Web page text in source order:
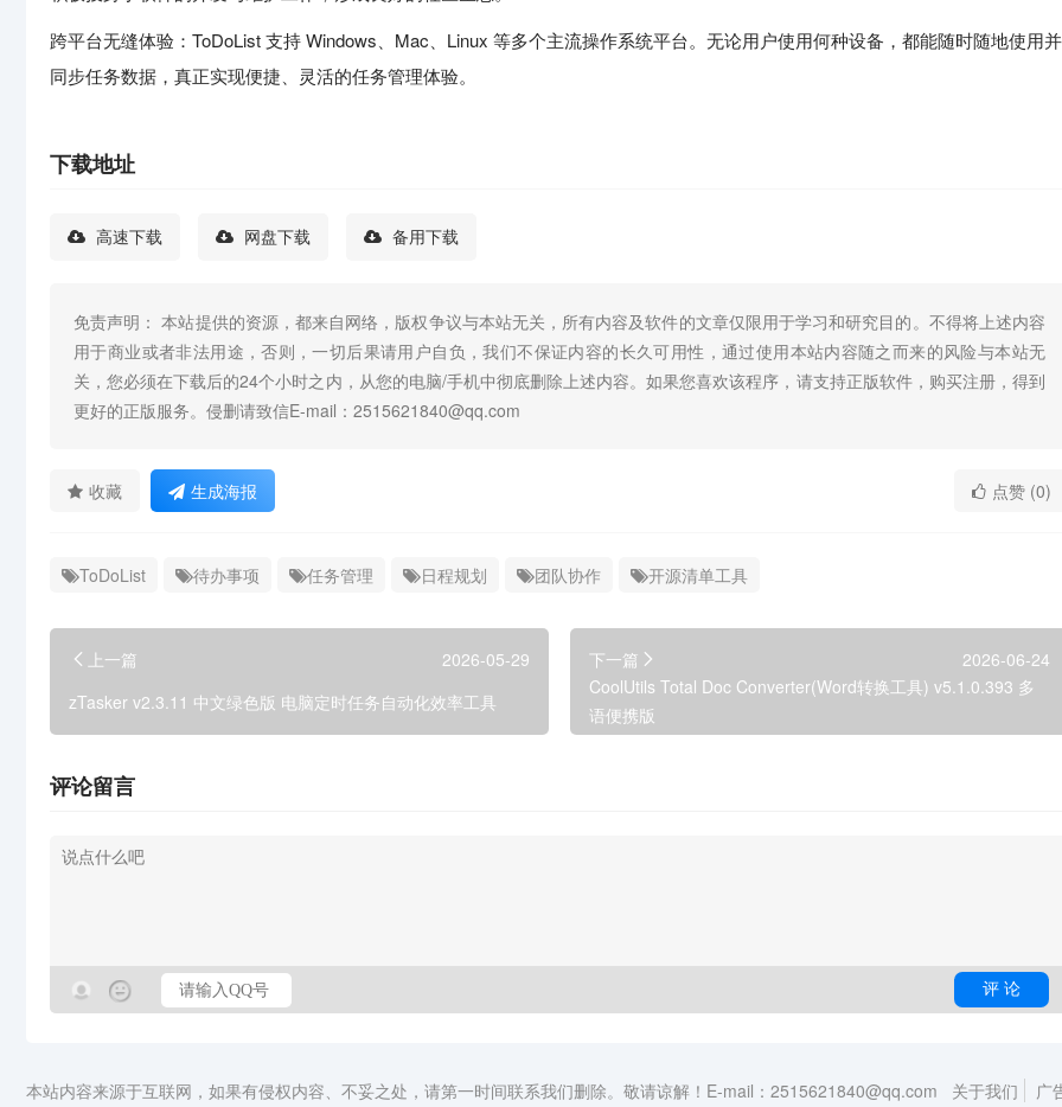
跨平台无缝体验：ToDoList 支持 Windows、Mac、Linux 等多个主流操作系统平台。无论用户使用何种设备，都能随时随地使用并
同步任务数据，真正实现便捷、灵活的任务管理体验。
下载地址
高速下载 网盘下载 备用下载
免责声明： 本站提供的资源，都来自网络，版权争议与本站无关，所有内容及软件的文章仅限用于学习和研究目的。不得将上述内容
用于商业或者非法用途，否则，一切后果请用户自负，我们不保证内容的长久可用性，通过使用本站内容随之而来的风险与本站无
关，您必须在下载后的24个小时之内，从您的电脑/手机中彻底删除上述内容。如果您喜欢该程序，请支持正版软件，购买注册，得到
更好的正版服务。侵删请致信E-mail：2515621840@qq.com
收藏 生成海报 点赞 (0)
ToDoList 待办事项 任务管理 日程规划 团队协作 开源清单工具
上一篇
2026-05-29
zTasker v2.3.11 中文绿色版 电脑定时任务自动化效率工具
下一篇
2026-06-24
CoolUtils Total Doc Converter(Word转换工具) v5.1.0.393 多
语便携版
评论留言
本站内容来源于互联网，如果有侵权内容、不妥之处，请第一时间联系我们删除。敬请谅解！E-mail：2515621840@qq.com 关于我们 广